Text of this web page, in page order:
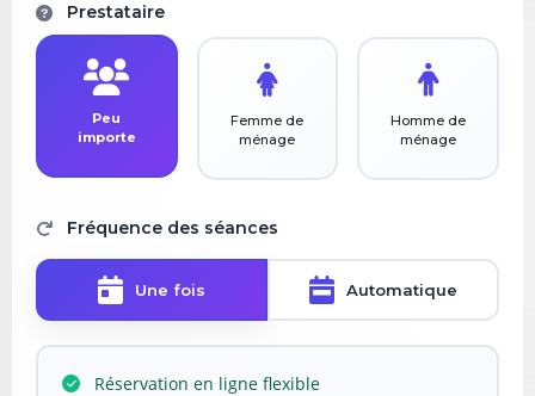
Prestataire
Peu
importe
Femme de
ménage
Homme de
ménage
Fréquence des séances
Une fois Automatique
Réservation en ligne flexible